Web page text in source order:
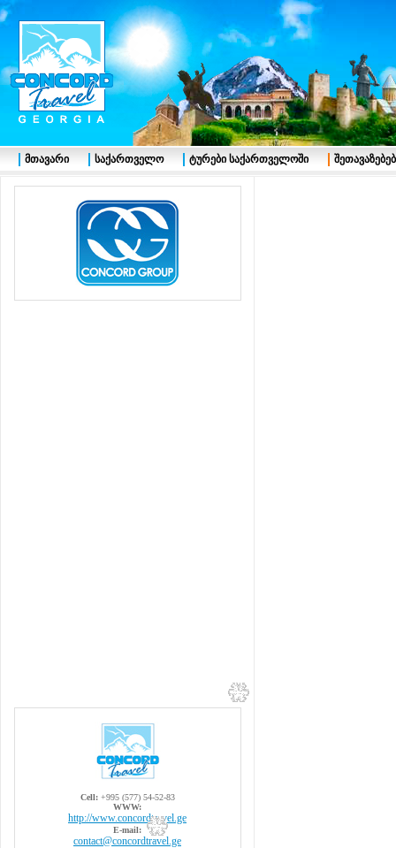
Cell:+995 (577) 54-52-83
WWW:
http://www.concordtravel.ge
E-mail:
contact@concordtravel.ge
მთავარი საქართველო ტურები საქართველოში